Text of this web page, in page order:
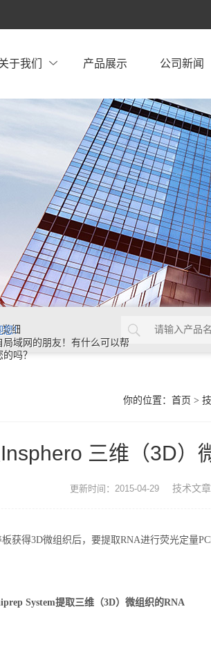
！
局域网的朋友！有什么可以帮
的吗？
于我们 产品展示 公司新闻
细
你的位置： 首页 >
三维（3D）
更新时间：2015-04-29 技术文章
获得3D微组织后，要提取RNA进行荧光定量
System提取三维（3D）微组织的RNA